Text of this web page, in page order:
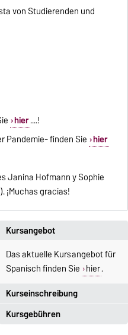
von Studierenden und
hier....!
Pandemie- finden Sie hier
Janina Hofmann y Sophie
¡Muchas gracias!
Kurseinschreibung
Einschreibezeitraum:
Kursangebot
Das aktuelle Kursangebot für
Spanisch finden Sie hier.
Kursgebühren